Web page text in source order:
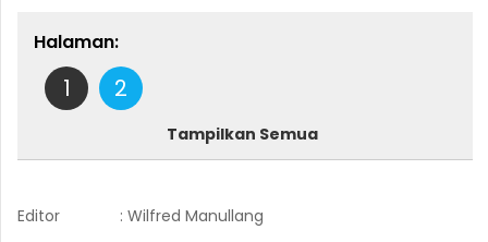
Halaman:
1 2
Tampilkan Semua
Editor : Wilfred Manullang